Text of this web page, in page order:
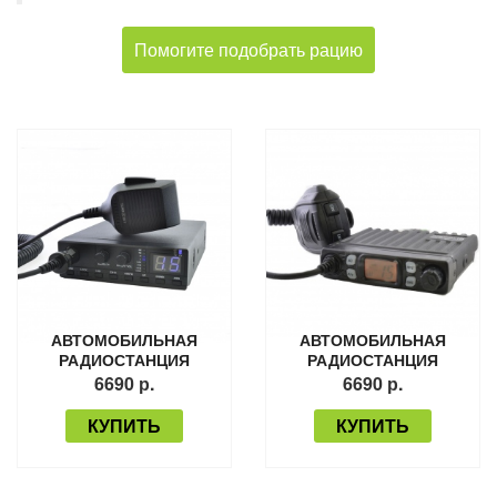
Помогите подобрать рацию
АВТОМОБИЛЬНАЯ
РАДИОСТАНЦИЯ
TURBOSKY CB-2
6690 р.
КУПИТЬ
АВТОМОБИЛЬНАЯ
РАДИОСТАНЦИЯ
TURBOSKY CB-1
6690 р.
КУПИТЬ